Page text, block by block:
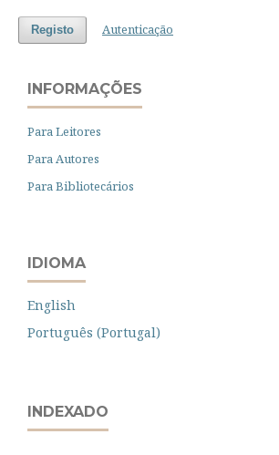
Registo Autenticação
INFORMAÇÕES
Para Leitores
Para Autores
Para Bibliotecários
IDIOMA
English
Português (Portugal)
INDEXADO